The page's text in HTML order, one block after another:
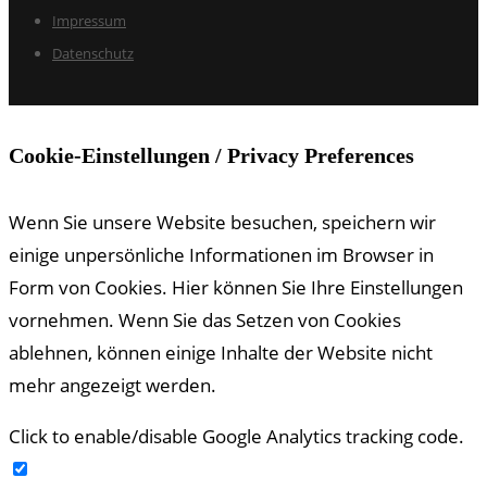
Impressum
Datenschutz
Cookie-Einstellungen / Privacy Preferences
Wenn Sie unsere Website besuchen, speichern wir
einige unpersönliche Informationen im Browser in
Form von Cookies. Hier können Sie Ihre Einstellungen
vornehmen. Wenn Sie das Setzen von Cookies
ablehnen, können einige Inhalte der Website nicht
mehr angezeigt werden.
Click to enable/disable Google Analytics tracking code.